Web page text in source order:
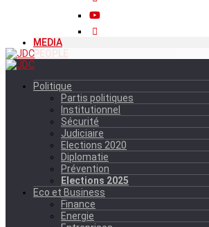
MEDIA
PEOPLE
Politique
Partis politiques
Institutionnel
Sécurité
Judiciaire
Elections 2020
Diplomatie
Prévention
Elections 2025
Eco et Business
Finance
Energie